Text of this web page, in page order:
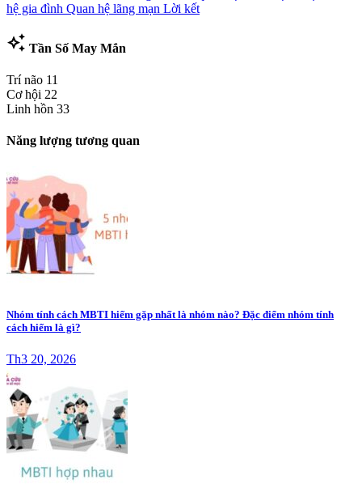
hệ gia đình Quan hệ lãng mạn Lời kết
auto_awesome Tần Số May Mắn
Trí não 11
Cơ hội 22
Linh hồn 33
Năng lượng tương quan
Nhóm tính cách MBTI hiếm gặp nhất là nhóm nào? Đặc điểm nhóm tính
cách hiếm là gì?
Th3 20, 2026